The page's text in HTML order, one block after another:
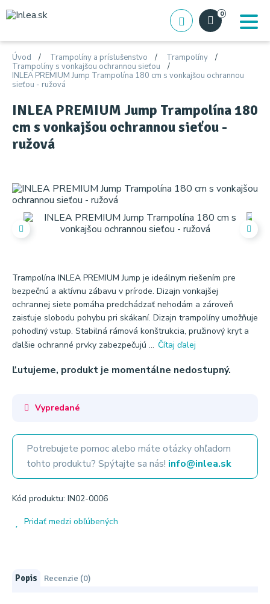
0
Úvod Trampolíny a príslušenstvo
Trampolíny
Trampolíny s vonkajšou ochrannou sieťou
INLEA PREMIUM Jump Trampolína 180 cm s vonkajšou ochrannou
sieťou - ružová
INLEA PREMIUM Jump Trampolína 180
cm s vonkajšou ochrannou sieťou -
ružová
Trampolína INLEA PREMIUM Jump je ideálnym riešením pre
bezpečnú a aktívnu zábavu v prírode. Dizajn vonkajšej
ochrannej siete pomáha predchádzať nehodám a zároveň
zaisťuje slobodu pohybu pri skákaní. Dizajn trampolíny umožňuje
pohodlný vstup. Stabilná rámová konštrukcia, pružinový kryt a
ďalšie ochranné prvky zabezpečujú ... Čítaj ďalej
Ľutujeme, produkt je momentálne nedostupný.
Vypredané
Potrebujete pomoc alebo máte otázky ohľadom
tohto produktu? Spýtajte sa nás! info@inlea.sk
Kód produktu: IN02-0006
Pridať medzi obľúbených
Popis Recenzie (0)